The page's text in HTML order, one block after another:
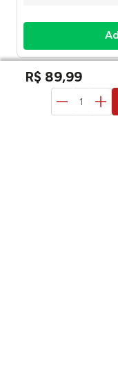
R$ 89,99
duvidas?